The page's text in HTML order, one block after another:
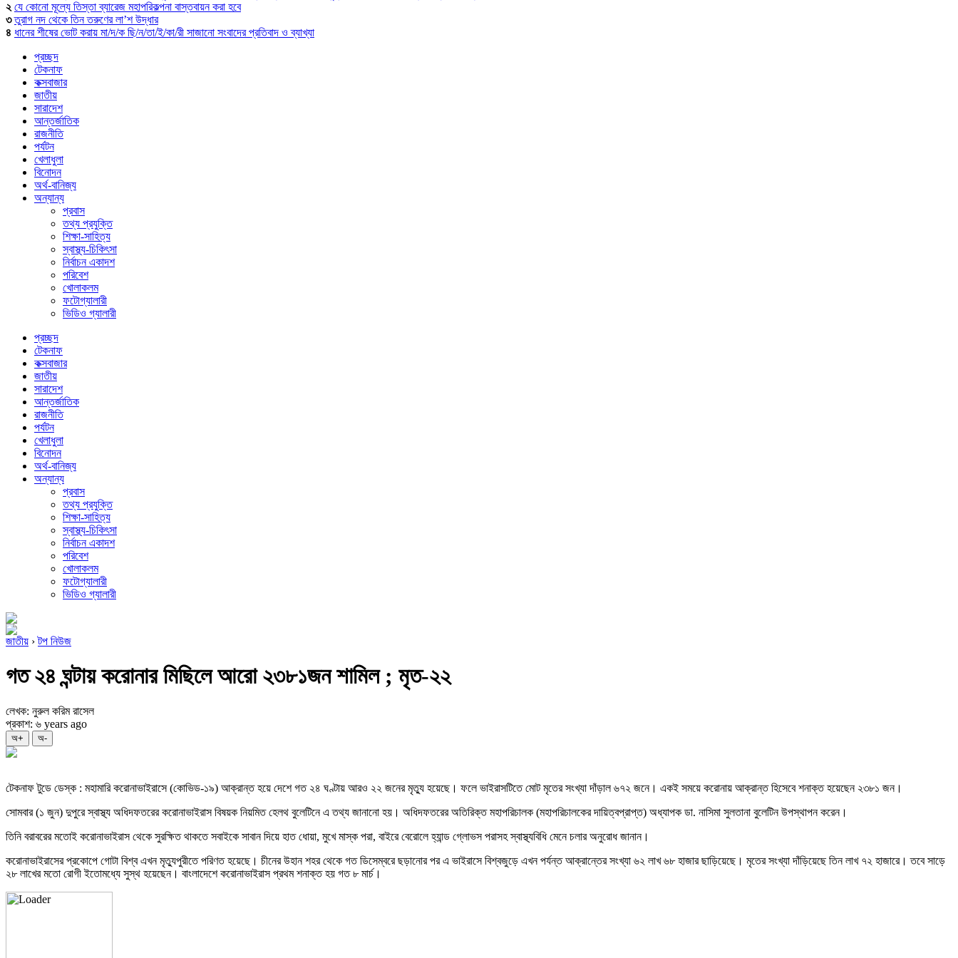
২ যে কোনো মূল্যে তিস্তা ব্যারেজ মহাপরিকল্পনা বাস্তবায়ন করা হবে
৩ তুরাগ নদ থেকে তিন তরুণের লা’শ উদ্ধার
৪ ধানের শীষের ভোট করায় মা/দ/ক ছি/ন/তা/ই/কা/রী সাজানো সংবাদের প্রতিবাদ ও ব্যাখ্যা
প্রচ্ছদ
টেকনাফ
কক্সবাজার
জাতীয়
সারাদেশ
আন্তর্জাতিক
রাজনীতি
পর্যটন
খেলাধুলা
বিনোদন
অর্থ-বানিজ্য
অন্যান্য
প্রবাস
তথ্য প্রযুক্তি
শিক্ষা-সাহিত্য
স্বাস্থ্য-চিকিৎসা
নির্বাচন একাদশ
পরিবেশ
খোলাকলম
ফটোগ্যালারী
ভিডিও গ্যালারী
প্রচ্ছদ
টেকনাফ
কক্সবাজার
জাতীয়
সারাদেশ
আন্তর্জাতিক
রাজনীতি
পর্যটন
খেলাধুলা
বিনোদন
অর্থ-বানিজ্য
অন্যান্য
প্রবাস
তথ্য প্রযুক্তি
শিক্ষা-সাহিত্য
স্বাস্থ্য-চিকিৎসা
নির্বাচন একাদশ
পরিবেশ
খোলাকলম
ফটোগ্যালারী
ভিডিও গ্যালারী
জাতীয় ›টপ নিউজ
গত ২৪ ঘন্টায় করোনার মিছিলে আরো ২৩৮১জন শামিল ; মৃত-২২
লেখক: নুরুল করিম রাসেল
প্রকাশ: ৬ years ago
অ+ অ-
টেকনাফ টুডে ডেস্ক : মহামারি করোনাভাইরাসে (কোভিড-১৯) আক্রান্ত হয়ে দেশে গত ২৪ ঘণ্টায় আরও ২২ জনের মৃত্যু হয়েছে। ফলে ভাইরাসটিতে মোট মৃতের সংখ্যা দাঁড়াল ৬৭২ জনে। একই সময়ে করোনায় আক্রান্ত হিসেবে শনাক্ত হয়েছেন ২৩৮১ জন।
সোমবার (১ জুন) দুপুরে স্বাস্থ্য অধিদফতরের করোনাভাইরাস বিষয়ক নিয়মিত হেলথ বুলেটিনে এ তথ্য জানানো হয়। অধিদফতরের অতিরিক্ত মহাপরিচালক (মহাপরিচালকের দায়িত্বপ্রাপ্ত) অধ্যাপক ডা. নাসিমা সুলতানা বুলেটিন উপস্থাপন করেন।
তিনি বরাবরের মতোই করোনাভাইরাস থেকে সুরক্ষিত থাকতে সবাইকে সাবান দিয়ে হাত ধোয়া, মুখে মাস্ক পরা, বাইরে বেরোলে হ্যান্ড গ্লোভস পরাসহ স্বাস্থ্যবিধি মেনে চলার অনুরোধ জানান।
করোনাভাইরাসের প্রকোপে গোটা বিশ্ব এখন মৃত্যুপুরীতে পরিণত হয়েছে। চীনের উহান শহর থেকে গত ডিসেম্বরে ছড়ানোর পর এ ভাইরাসে বিশ্বজুড়ে এখন পর্যন্ত আক্রান্তের সংখ্যা ৬২ লাখ ৬৮ হাজার ছাড়িয়েছে। মৃতের সংখ্যা দাঁড়িয়েছে তিন লাখ ৭২ হাজারে। তবে সাড়ে
২৮ লাখের মতো রোগী ইতোমধ্যে সুস্থ হয়েছেন। বাংলাদেশে করোনাভাইরাস প্রথম শনাক্ত হয় গত ৮ মার্চ।